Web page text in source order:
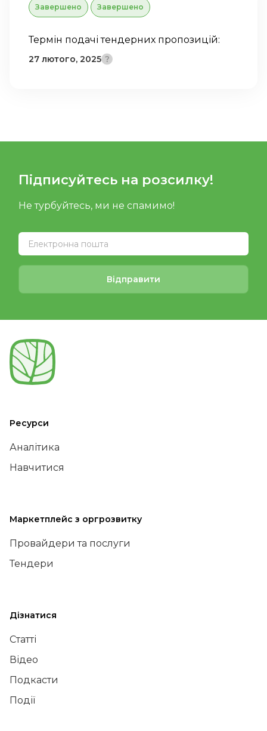
Завершено Завершено
Термін подачі тендерних пропозицій:
27 лютого, 2025
Підписуйтесь на розсилку!
Не турбуйтесь, ми не спамимо!
Відправити
Ресурси
Аналітика
Навчитися
Маркетплейс з оргрозвитку
Провайдери та послуги
Тендери
Дізнатися
Статті
Відео
Подкасти
Події